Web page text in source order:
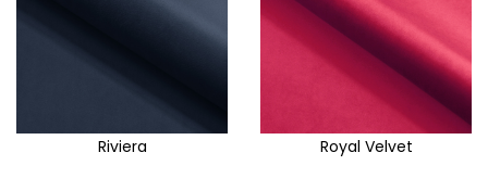
Riviera Royal Velvet